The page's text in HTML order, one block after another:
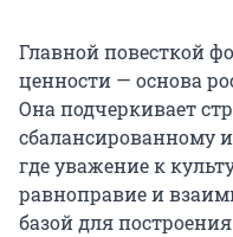
Главной повесткой
ценности — основа
Она подчеркивает
сбалансированному
где уважение к
равноправие и
базой для